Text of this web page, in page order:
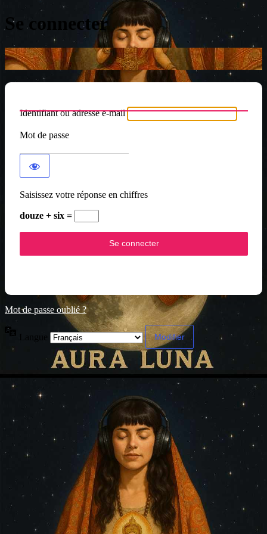
Se connecter
Identifiant ou adresse e-mail
Mot de passe
Saisissez votre réponse en chiffres
douze + six =
Mot de passe oublié ?
Langue